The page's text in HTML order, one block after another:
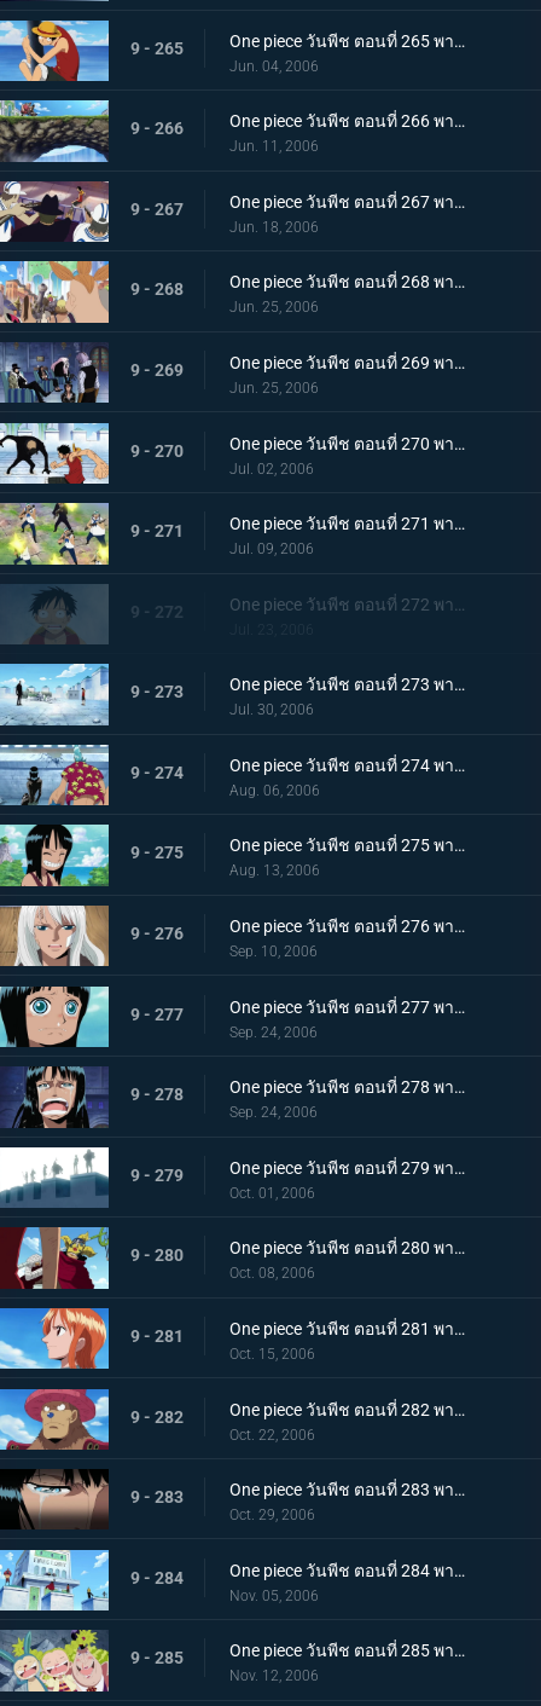
9 - 265 One piece วันพีช ตอนที่ 265 พากย์ไทย ลูฟี่บุกตะลุย! ศึกใหญ่บนเกาะตุลาการ
Jun. 04, 2006
9 - 266 One piece วันพีช ตอนที่ 266 พากย์ไทย ปะทะเผ่าคนยักษ์! มุ่งหน้าเปิดประตูบานที่สอง!
Jun. 11, 2006
9 - 267 One piece วันพีช ตอนที่ 267 พากย์ไทย เบิกเส้นทางใหม่! ร็อคเก็ตแมนเหินฟ้า!
Jun. 18, 2006
9 - 268 One piece วันพีช ตอนที่ 268 พากย์ไทย ไล่ตามลูฟี่! รวมพลังกลุ่มหมวกฟาง!
Jun. 25, 2006
9 - 269 One piece วันพีช ตอนที่ 269 พากย์ไทย โรบิ้นถูกหักหลัง! ความคิดของรัฐบาลโลก
Jun. 25, 2006
9 - 270 One piece วันพีช ตอนที่ 270 พากย์ไทย ศึกชิงโรบิ้น ลูฟี่ ปะทะ บรูโน่
Jul. 02, 2006
9 - 271 One piece วันพีช ตอนที่ 271 พากย์ไทย อย่าหยุดกับที่ จุดไฟตีโต้กลับไป!
Jul. 09, 2006
9 - 272
Jul. 23, 2006
9 - 273 One piece วันพีช ตอนที่ 273 พากย์ไทย ปกป้องพวกพ้องทุกคนให้ได้! เดินหน้าเกียร์สอง!
Jul. 30, 2006
9 - 274 One piece วันพีช ตอนที่ 274 พากย์ไทย ตอบสิโรบิ้น! เสียงตะโกนของกลุ่มหมวกฟาง!
Aug. 06, 2006
9 - 275 One piece วันพีช ตอนที่ 275 พากย์ไทย อดีตของโรบิ้น! สาวน้อยที่ถูกเรียกว่าปีศาจ!
Aug. 13, 2006
9 - 276 One piece วันพีช ตอนที่ 276 พากย์ไทย แม่ลูกฟ้าลิขิต ชื่อของแม่คือ "โอลิเวีย"
Sep. 10, 2006
9 - 277 One piece วันพีช ตอนที่ 277 พากย์ไทย โศกนาฏกรรมของโอฮาร่า! ความหวาดหวั่นของบัสเตอร์คอล!
Sep. 24, 2006
9 - 278 One piece วันพีช ตอนที่ 278 พากย์ไทย พูดออกมาสิว่าอยากจะมีชีวิตอยู่! พวกเราคือพวกพ้อง!!
Sep. 24, 2006
9 - 279 One piece วันพีช ตอนที่ 279 พากย์ไทย กระโดดลงไป! ความรู้สึกของลูฟี่!!
Oct. 01, 2006
9 - 280 One piece วันพีช ตอนที่ 280 พากย์ไทย เส้นทางของลูกผู้ชาย! คำสัญญาของโซโลและความฝันของอุซป
Oct. 08, 2006
9 - 281 One piece วันพีช ตอนที่ 281 พากย์ไทย น้ำตาที่สานมิตรภาพของเพื่อนพ้อง! แผนที่โลกของนามิ
Oct. 15, 2006
9 - 282 One piece วันพีช ตอนที่ 282 พากย์ไทย บทบาทของชายผู้บริสุทธิ์! ซันจิ และ ช็อปเปอร์
Oct. 22, 2006
9 - 283 One piece วันพีช ตอนที่ 283 พากย์ไทย ทั้งหมดก็เพื่อพวกพ้อง! โรบิ้นในความมืด!
Oct. 29, 2006
9 - 284 One piece วันพีช ตอนที่ 284 พากย์ไทย ไม่เชื่อมั่นในแบบแปลน! การตัดสินใจของแฟรงกี้!
Nov. 05, 2006
9 - 285 One piece วันพีช ตอนที่ 285 พากย์ไทย ชิงกุญแจทั้ง 5 ดอก! กลุ่มหมวกฟางปะทะ CP9
Nov. 12, 2006